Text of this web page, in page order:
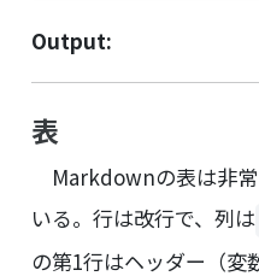
Output:
表
Markdownの表は非常
いる。行は改行で、列は
の第1行はヘッダー（変